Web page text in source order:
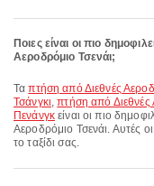
Ποιες είναι οι πιο
Αεροδρόμιο Τσενάι;
Ταπτήση από Διεθνές
Τσάνγκι,πτήση από Διεθνές
Πενάνγκείναι οι πιο
Αεροδρόμιο Τσενάι. Αυτές
το ταξίδι σας.